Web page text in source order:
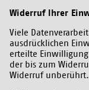
Widerruf Ihrer
Viele
ausdrücklichen
erteilte
der bis zum
Widerruf unberührt.